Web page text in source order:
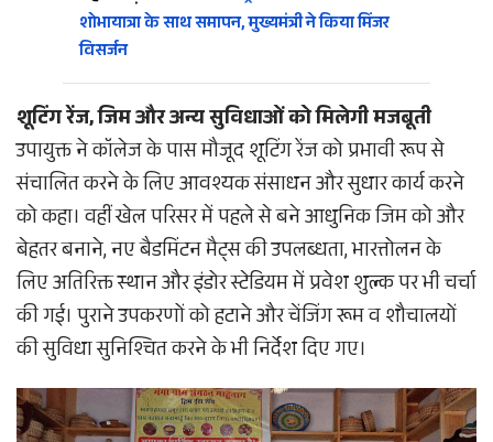
शोभायात्रा के साथ समापन, मुख्यमंत्री ने किया मिंजर
विसर्जन
शूटिंग रेंज, जिम और अन्य सुविधाओं को मिलेगी मजबूती
उपायुक्त ने कॉलेज के पास मौजूद शूटिंग रेंज को प्रभावी रूप से
संचालित करने के लिए आवश्यक संसाधन और सुधार कार्य करने
को कहा। वहीं खेल परिसर में पहले से बने आधुनिक जिम को और
बेहतर बनाने, नए बैडमिंटन मैट्स की उपलब्धता, भारत्तोलन के
लिए अतिरिक्त स्थान और इंडोर स्टेडियम में प्रवेश शुल्क पर भी चर्चा
की गई। पुराने उपकरणों को हटाने और चेंजिंग रूम व शौचालयों
की सुविधा सुनिश्चित करने के भी निर्देश दिए गए।